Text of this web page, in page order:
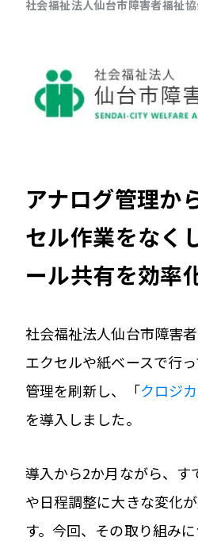
社会福祉法人仙台市障害者福祉
アナログ管理か
セル作業をなく
ール共有を効率
社会福祉法人仙台市障害
エクセルや紙ベースで行
管理を刷新し、「クロジ
を導入しました。
導入から2か月ながら、す
や日程調整に大きな変化
す。今回、その取り組み